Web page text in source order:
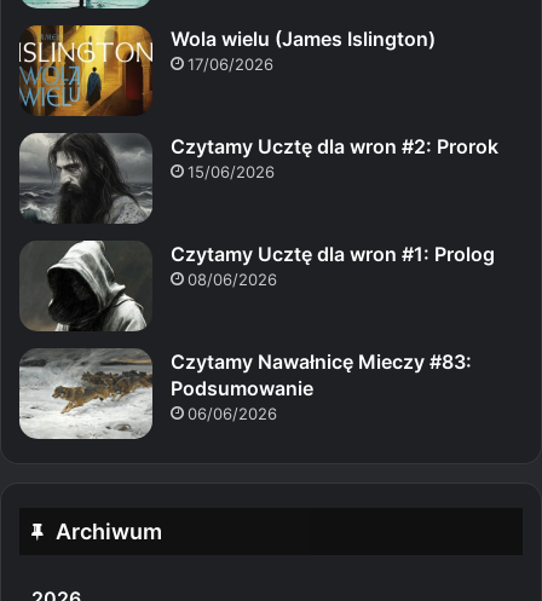
Wola wielu (James Islington)
17/06/2026
Czytamy Ucztę dla wron #2: Prorok
15/06/2026
Czytamy Ucztę dla wron #1: Prolog
08/06/2026
Czytamy Nawałnicę Mieczy #83:
Podsumowanie
06/06/2026
Archiwum